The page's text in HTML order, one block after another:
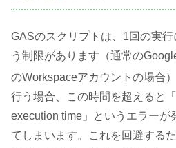
GASのスクリプトは、1回の実
う制限があります（通常の
のWorkspaceアカウントの場合）
行う場合、この時間を超えると
execution time」というエラーが
てしまいます。これを回避する